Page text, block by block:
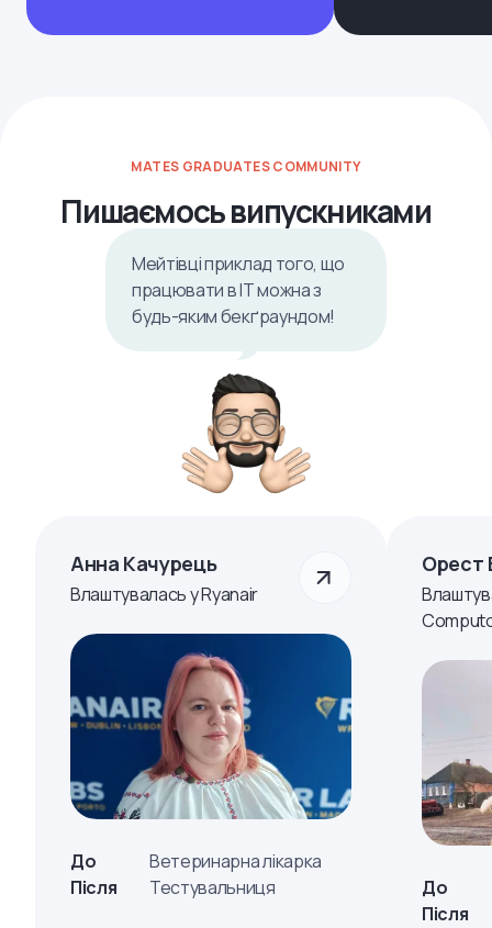
MATES GRADUATES COMMUNITY
Пишаємось випускниками
Мейтівці приклад того, що
працювати в ІТ можна з
будь-яким бекґраундом!
Анна Качурець
Влаштувалась у Ryanair
До
Ветеринарна лікарка
Після
Тестувальниця
Орест
До
Після